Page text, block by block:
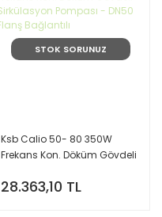
STOK SORUNUZ
Ksb Calio 50- 80 350W
Frekans Kon. Döküm Gövdeli
Flanş Bağlantılı
28.363,10 TL